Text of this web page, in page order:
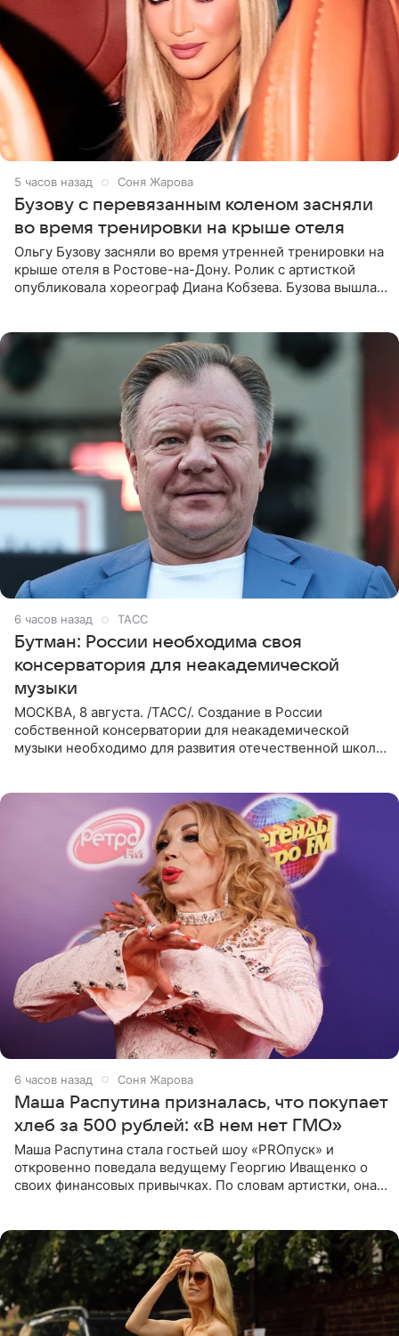
5 часов назад Соня Жарова
Бузову с перевязанным коленом засняли
во время тренировки на крыше отеля
Ольгу Бузову засняли во время утренней тренировки на
крыше отеля в Ростове-на-Дону. Ролик с артисткой
опубликовала хореограф Диана Кобзева. Бузова вышла
6 часов назад ТАСС
Бутман: России необходима своя
консерватория для неакадемической
музыки
МОСКВА, 8 августа. /ТАСС/. Создание в России
собственной консерватории для неакадемической
музыки необходимо для развития отечественной школы
6 часов назад Соня Жарова
Маша Распутина призналась, что покупает
хлеб за 500 рублей: «В нем нет ГМО»
Маша Распутина стала гостьей шоу «PROпуск» и
откровенно поведала ведущему Георгию Иващенко о
своих финансовых привычках. По словам артистки, она